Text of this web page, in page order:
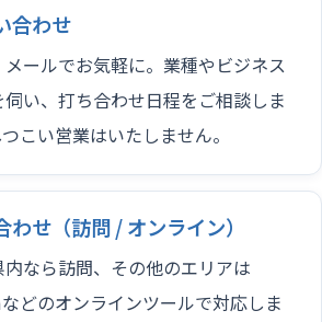
合わせ
メールでお気軽に。業種やビジネス
伺い、打ち合わせ日程をご相談しま
こい営業はいたしません。
わせ（訪問 / オンライン）
なら訪問、その他のエリアは
どのオンラインツールで対応しま